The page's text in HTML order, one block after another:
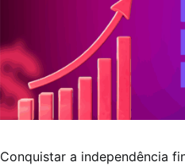
Conquistar a independência